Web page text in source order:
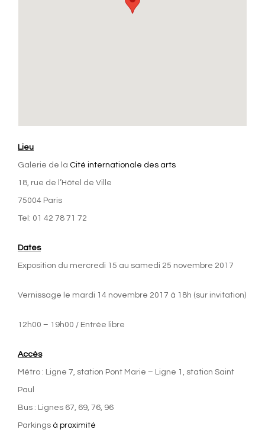
Lieu
Galerie de la Cité internationale des arts
18, rue de l’Hôtel de Ville
75004 Paris
Tel: 01 42 78 71 72
Dates
Exposition du mercredi 15 au samedi 25 novembre 2017
Vernissage le mardi 14 novembre 2017 à 18h (sur invitation)
12h00 – 19h00 / Entrée libre
Accès
Métro : Ligne 7, station Pont Marie – Ligne 1, station Saint
Paul
Bus : Lignes 67, 69, 76, 96
Parkings à proximité